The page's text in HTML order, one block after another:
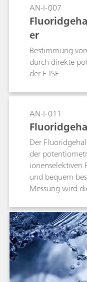
AN-I-007
er
Bestimmung
durch direkte
der F-ISE.
AN-I-011
Der
der
ionenselektiven
und bequem
Messung wird